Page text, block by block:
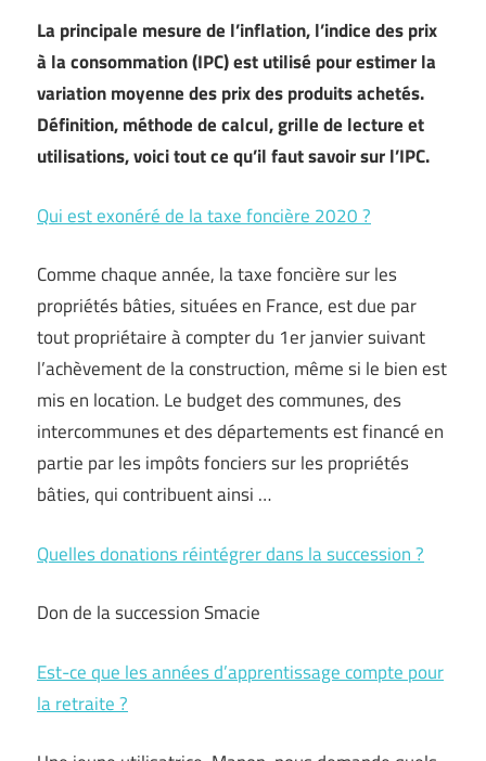
La principale mesure de l’inflation, l’indice des prix
à la consommation (IPC) est utilisé pour estimer la
variation moyenne des prix des produits achetés.
Définition, méthode de calcul, grille de lecture et
utilisations, voici tout ce qu’il faut savoir sur l’IPC.
Qui est exonéré de la taxe foncière 2020 ?
Comme chaque année, la taxe foncière sur les
propriétés bâties, situées en France, est due par
tout propriétaire à compter du 1er janvier suivant
l’achèvement de la construction, même si le bien est
mis en location. Le budget des communes, des
intercommunes et des départements est financé en
partie par les impôts fonciers sur les propriétés
bâties, qui contribuent ainsi …
Quelles donations réintégrer dans la succession ?
Don de la succession Smacie
Est-ce que les années d’apprentissage compte pour
la retraite ?